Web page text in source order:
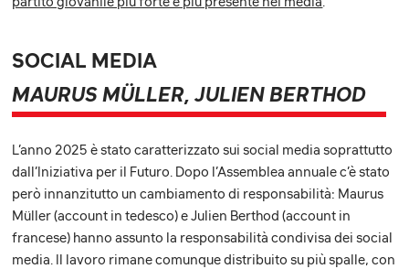
SOCIAL MEDIA
MAURUS MÜLLER, JULIEN BERTHOD
L’anno 2025 è stato caratterizzato sui social media soprattutto
dall’Iniziativa per il Futuro. Dopo l’Assemblea annuale c’è stato
però innanzitutto un cambiamento di responsabilità: Maurus
Müller (account in tedesco) e Julien Berthod (account in
francese) hanno assunto la responsabilità condivisa dei social
media. Il lavoro rimane comunque distribuito su più spalle, con